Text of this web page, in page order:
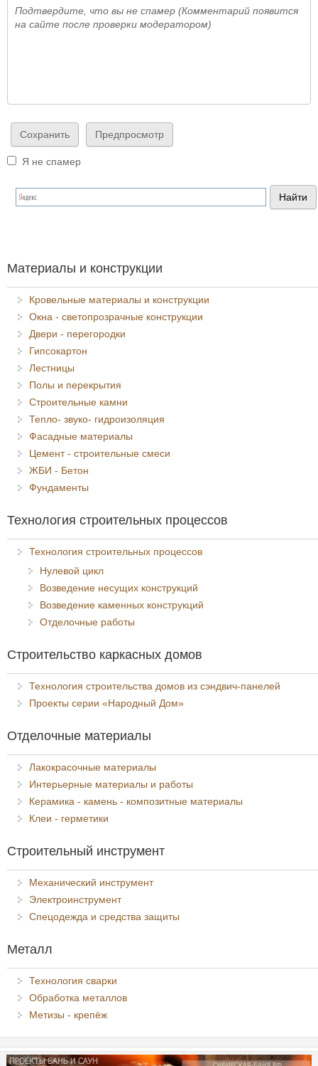
Подтвердите, что вы не спамер (Комментарий появится
на сайте после проверки модератором)
Я не спамер
Я спамер
Материалы и конструкции
Кровельные материалы и конструкции
Окна - светопрозрачные конструкции
Двери - перегородки
Гипсокартон
Лестницы
Полы и перекрытия
Строительные камни
Тепло- звуко- гидроизоляция
Фасадные материалы
Цемент - строительные смеси
ЖБИ - Бетон
Фундаменты
Технология строительных процессов
Технология строительных процессов
Нулевой цикл
Возведение несущих конструкций
Возведение каменных конструкций
Отделочные работы
Строительство каркасных домов
Технология строительства домов из сэндвич-панелей
Проекты серии «Народный Дом»
Отделочные материалы
Лакокрасочные материалы
Интерьерные материалы и работы
Керамика - камень - композитные материалы
Клеи - герметики
Строительный инструмент
Механический инструмент
Электроинструмент
Спецодежда и средства защиты
Металл
Технология сварки
Обработка металлов
Метизы - крепёж